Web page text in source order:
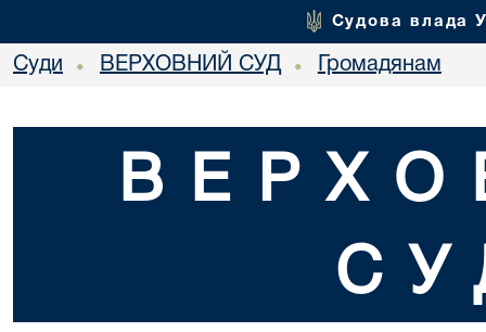
Судова влада
Суди • ВЕРХОВНИЙ СУД • Громадянам